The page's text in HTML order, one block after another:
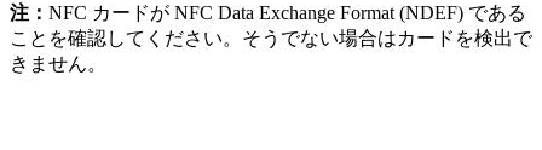
注： NFC カードが NFC Data Exchange Format (NDEF) である
ことを確認してください。そうでない場合はカードを検出で
きません。